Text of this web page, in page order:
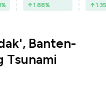
% 1.88% 1.35
Banten-
Tsunami